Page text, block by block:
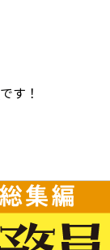
です！